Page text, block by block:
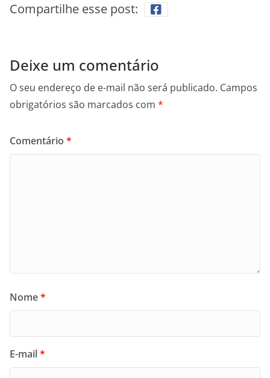
Compartilhe esse post:
Deixe um comentário
O seu endereço de e-mail não será publicado. Campos
obrigatórios são marcados com *
Comentário *
Nome*
E-mail*